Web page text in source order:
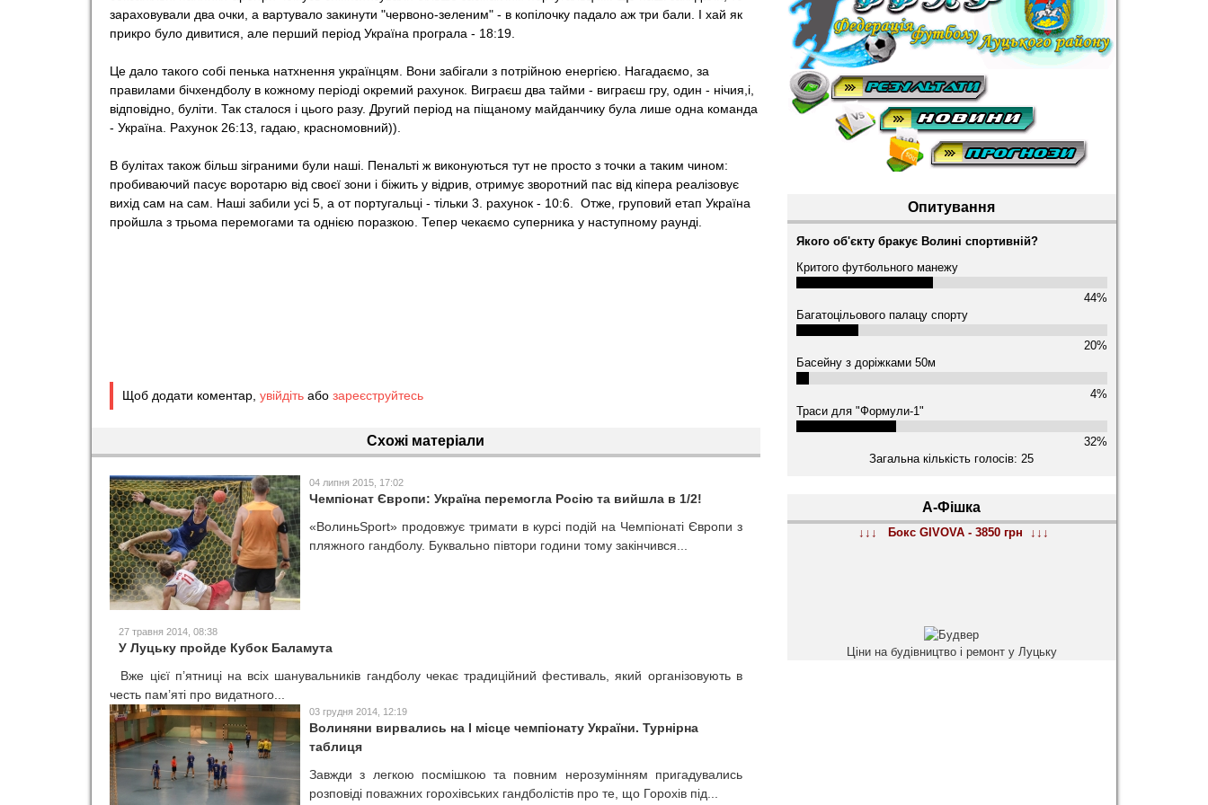
o
r
зараховували два очки, а вартувало закинути "червоно-зеленим" - в копілочку падало аж три бали. І хай як
прикро було дивитися, але перший період Україна програла - 18:19.
Це дало такого собі пенька натхнення українцям. Вони забігали з потрійною енергією. Нагадаємо, за
правилами бічхендболу в кожному періоді окремий рахунок. Виграєш два тайми - виграєш гру, один - нічия,і,
відповідно, буліти. Так сталося і цього разу. Другий період на піщаному майданчику була лише одна команда
- Україна. Рахунок 26:13, гадаю, красномовний)).
В булітах також більш зіграними були наші. Пенальті ж виконуються тут не просто з точки а таким чином:
пробиваючий пасує воротарю від своєї зони і біжить у відрив, отримує зворотний пас від кіпера реалізовує
вихід сам на сам. Наші забили усі 5, а от португальці - тільки 3. рахунок - 10:6. Отже, груповий етап Україна
пройшла з трьома перемогами та однією поразкою. Тепер чекаємо суперника у наступному раунді.
Щоб додати коментар, увійдіть або зареєструйтесь
Схожі матеріали
04 липня 2015, 17:02
Чемпіонат Європи: Україна перемогла Росію та вийшла в 1/2!
«ВолиньSport» продовжує тримати в курсі подій на Чемпіонаті Європи з
пляжного гандболу. Буквально півтори години тому закінчився...
27 травня 2014, 08:38
У Луцьку пройде Кубок Баламута
Вже цієї п’ятниці на всіх шанувальників гандболу чекає традиційний фестиваль, який організовують в
честь пам’яті про видатного...
03 грудня 2014, 12:19
Волиняни вирвались на І місце чемпіонату України. Турнірна
таблиця
Завжди з легкою посмішкою та повним нерозумінням пригадувались
розповіді поважних горохівських гандболістів про те, що Горохів під...
Опитування
Якого об'єкту бракує Волині спортивній?
Критого футбольного манежу
44%
Багатоцільового палацу спорту
20%
Басейну з доріжками 50м
4%
Траси для "Формули-1"
32%
Загальна кількість голосів: 25
А-Фішка
↓↓↓ Бокс GIVOVA - 3850 грн ↓↓↓
Ціни на будівництво і ремонт у Луцьку